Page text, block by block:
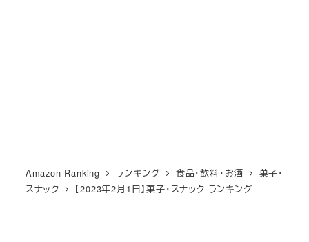
Amazon Ranking ランキング 食品・飲料・お酒
菓子・
スナック
【2023年2月1日】菓子・スナック ランキング